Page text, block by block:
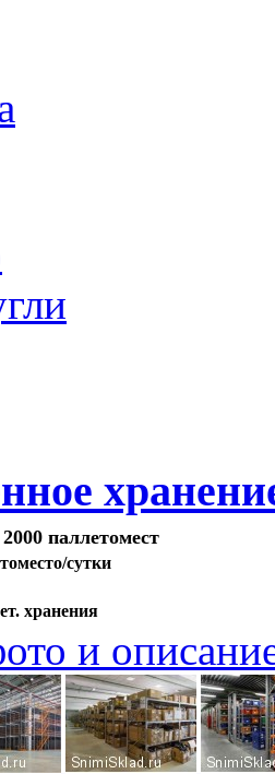
паллетомест
сутки
хранения
и